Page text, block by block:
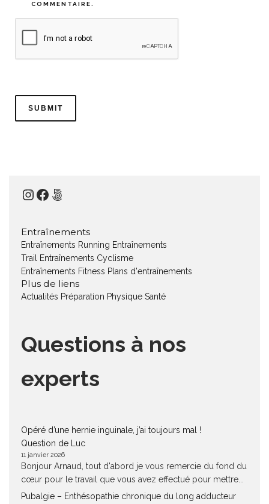
COMMENTAIRE.
Instagram
Facebook
500px
Entraînements
Entraînements Running Entraînements
Trail
Entraînements Cyclisme
Entraînements Fitness Plans d'entraînements
Plus de liens
Actualités Préparation Physique Santé
Questions à nos
experts
Opéré d’une hernie inguinale, j’ai toujours mal !
Question de Luc
11 janvier 2026
Bonjour Arnaud, tout d'abord je vous remercie du fond du
cœur pour le travail que vous avez effectué pour mettre...
Pubalgie – Enthésopathie chronique du long adducteur